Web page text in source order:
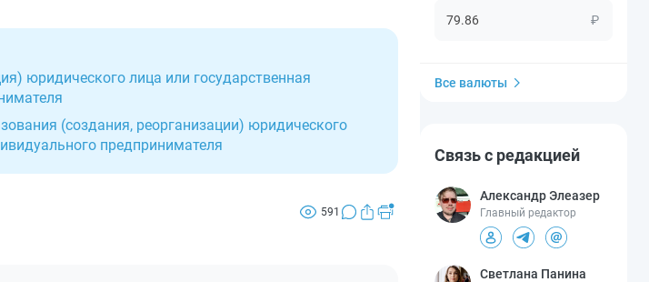
юридического лица или государственная
(создания, реорганизации) юридического
предпринимателя
591
₽
Все валюты
Связь с редакцией
Александр Элеазер
Главный редактор
Светлана Панина